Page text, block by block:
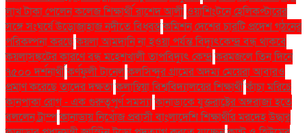
লাখ টাকা পেলেন কলেজ শিক্ষার্থী রাশেদ আলীওয়াশিংটনে হেলিকপ্টারের
সঙ্গে সংঘর্ষে উড়োজাহাজ নদীতে বিধ্বস্তকমিশন দেশের চারটি প্রদেশ গঠনের
পরিকল্পনা করছেকয়লা আমদানি না হওয়া পর্যন্ত বিদ্যুৎকেন্দ্র বন্ধ থাকবে
কয়লাসঙ্কটের কারণে বন্ধ মহেশখালী তাপবিদ্যুৎ কেন্দ্রকরমজলে তিন দিনে
৭৫০০ দর্শনার্থীকর্ণফুলী টানেলকলসিন্দুর গ্রামের অদম্য মেয়েরা আবারও
প্রমাণ করেছে তাদের দক্ষতাকলাম্বিয়া বিশ্ববিদ্যালয়ের শিক্ষার্থীকাঁচা মরিচে
কানপাকা রোগ - এক গুরুত্বপুর্ণ সমস্যাকানাডাকে যুক্তরাষ্ট্রের অঙ্গরাজ্য হতে
বললেন ট্রাম্পকানাডায় নিখোঁজ প্রবাসী বাংলাদেশি শিক্ষার্থীর মরদেহ উদ্ধার